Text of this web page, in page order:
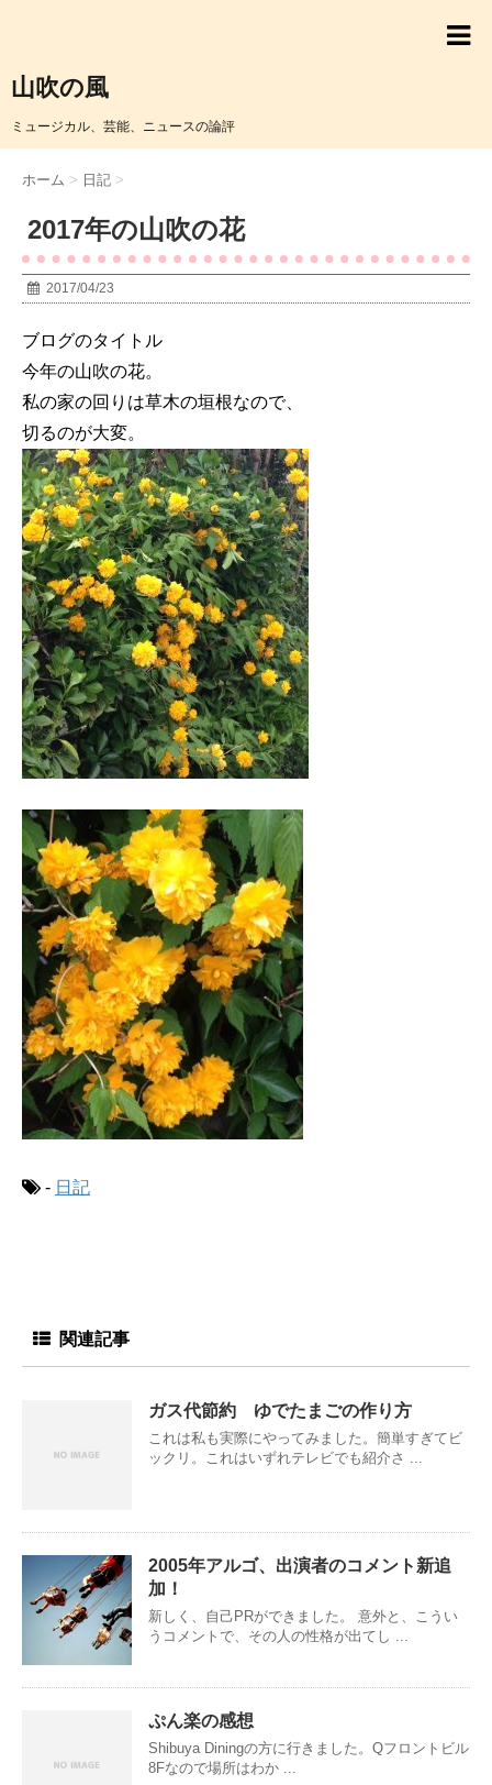
山吹の風
ミュージカル、芸能、ニュースの論評
ホーム > 日記 >
2017年の山吹の花
2017/04/23
ブログのタイトル
今年の山吹の花。
私の家の回りは草木の垣根なので、
切るのが大変。
- 日記
関連記事
ガス代節約 ゆでたまごの作り方
これは私も実際にやってみました。簡単すぎてビ
ックリ。これはいずれテレビでも紹介さ ...
2005年アルゴ、出演者のコメント新追
加！
新しく、自己PRができました。 意外と、こうい
うコメントで、その人の性格が出てし ...
ぷん楽の感想
Shibuya Diningの方に行きました。Qフロントビル
8Fなので場所はわか ...